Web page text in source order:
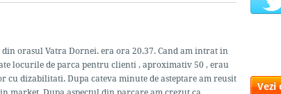
orasul Vatra Dornei. era ora 20.37. Cand am intrat in
locurile de parca pentru clienti , aproximativ 50 , erau
cu dizabilitati. Dupa cateva minute de asteptare am reusit
Vezi